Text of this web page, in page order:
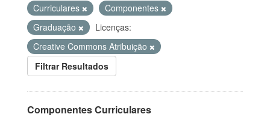
Curriculares
Componentes
Graduação
Licenças:
Creative Commons Atribuição
Filtrar Resultados
Componentes Curriculares